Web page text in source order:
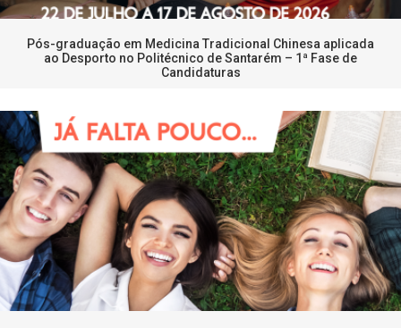
Pós-graduação em Medicina Tradicional Chinesa aplicada
ao Desporto no Politécnico de Santarém – 1ª Fase de
Candidaturas